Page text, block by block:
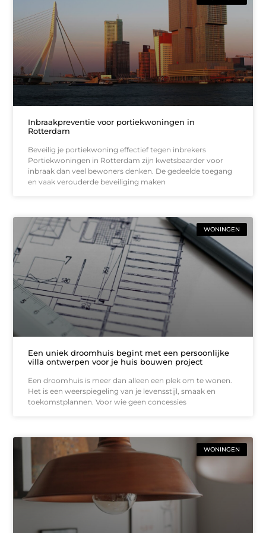
Inbraakpreventie voor portiekwoningen in
Rotterdam
Beveilig je portiekwoning effectief tegen inbrekers
Portiekwoningen in Rotterdam zijn kwetsbaarder voor
inbraak dan veel bewoners denken. De gedeelde toegang
en vaak verouderde beveiliging maken
WONINGEN
Een uniek droomhuis begint met een persoonlijke
villa ontwerpen voor je huis bouwen project
Een droomhuis is meer dan alleen een plek om te wonen.
Het is een weerspiegeling van je levensstijl, smaak en
toekomstplannen. Voor wie geen concessies
WONINGEN